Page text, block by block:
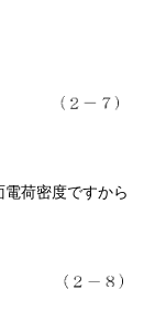
荷密度ですから